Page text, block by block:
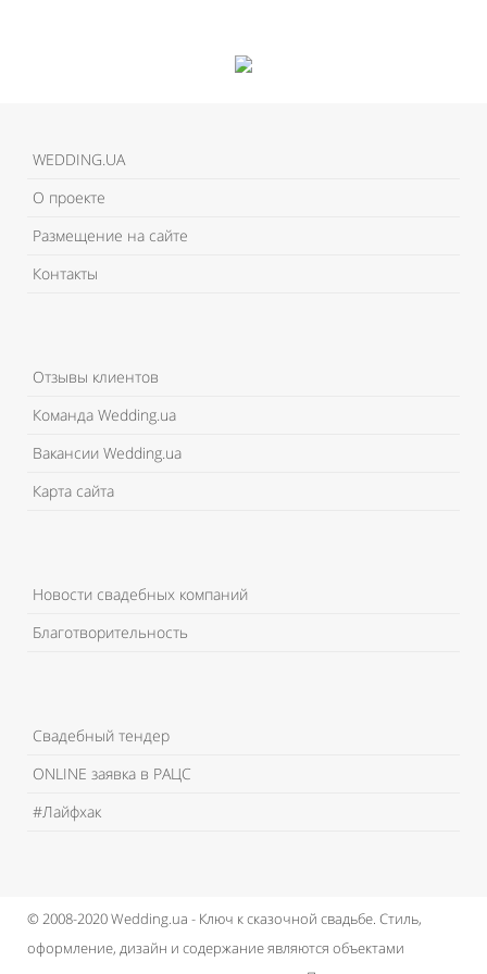
WEDDING.UA
О проекте
Размещение на сайте
Контакты
Отзывы клиентов
Команда Wedding.ua
Вакансии Wedding.ua
Карта сайта
Новости свадебных компаний
Благотворительность
Свадебный тендер
ONLINE заявка в РАЦС
#Лайфхак
© 2008-2020 Wedding.ua - Ключ к сказочной свадьбе. Стиль,
оформление, дизайн и содержание являются объектами